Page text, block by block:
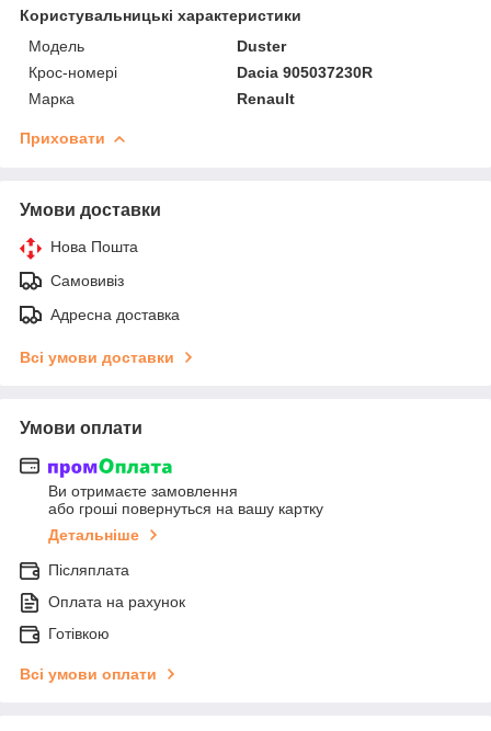
Користувальницькі характеристики
Мoдель
Duster
Крос-номері
Dacia 905037230R
Марка
Renault
Приховати
Умови доставки
Нова Пошта
Самовивіз
Адресна доставка
Всі умови доставки
Умови оплати
Ви отримаєте замовлення
або гроші повернуться на вашу картку
Детальніше
Післяплата
Оплата на рахунок
Готівкою
Всі умови оплати